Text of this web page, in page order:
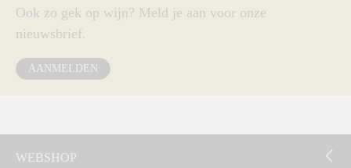
Ook zo gek op wijn? Meld je aan voor onze
nieuwsbrief.
AANMELDEN
WEBSHOP